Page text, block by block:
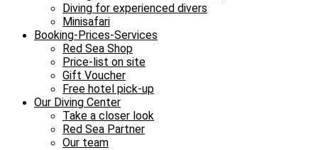
Diving for experienced divers
Minisafari
Booking-Prices-Services
Red Sea Shop
Price-list on site
Gift Voucher
Free hotel pick-up
Our Diving Center
Take a closer look
Red Sea Partner
Our team